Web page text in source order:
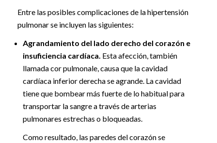
Entre las posibles complicaciones de la hipertensión
pulmonar se incluyen las siguientes:
Agrandamiento del lado derecho del corazón e
insuficiencia cardíaca. Esta afección, también
llamada cor pulmonale, causa que la cavidad
cardíaca inferior derecha se agrande. La cavidad
tiene que bombear más fuerte de lo habitual para
transportar la sangre a través de arterias
pulmonares estrechas o bloqueadas.
Como resultado, las paredes del corazón se